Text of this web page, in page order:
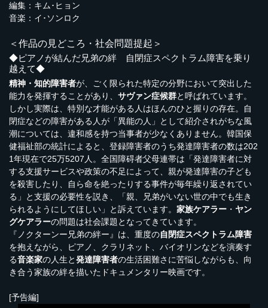
編集：キム･ヒョン
音楽：イ･ソンロク
＜作品の見どころ・社会問題提起＞
◆ピアノが結んだ兄弟の絆 自閉症スペクトラム障害を乗り
越えて◆
精神・知的障害者が、ごく限られた特定の分野において突出した
能力を発揮することがあり、 サヴァン症候群と呼ばれています。
しかし実際は、特別な才能がある人はほんのひと握りの存在。自
閉症などの障害がある人が「異能の人」として紹介されがちな風
潮については、違和感を持つ当事者が少なくありません。韓国保
健福祉部の統計によると、登録障害者のうち発達障害者の数は202
1年現在で25万5207人。全国障碍者父母連帯は「発達障害者に対
する支援サービスや政策の不足によって、親が発達障害の子ども
を殺害したり、自ら命を絶ったりする事件が毎年繰り返されてい
る」と支援の必要性を説き、「親、兄弟がいない世の中でも生き
られるようにしてほしい」と訴えています。 家族ケアラー ・ ヤン
グケアラーの問題は社会課題となってきています。
『ノクターンー兄弟の絆ー』は、重度の自閉症スペクトラム障害
を抱えながら、ピアノ、クラリネット、バイオリンなどを演奏す
る音楽家の人生と発達障害者の生活困難さに苦悩しながらも、向
き合う家族の絆を描いたドキュメンタリー映画です。
[予告編]